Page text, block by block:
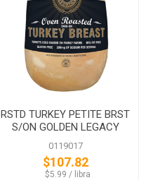
RSTD TURKEY PETITE BRST
S/ON GOLDEN LEGACY
0119017
$107.82
‏‏‎ ‎‏‏‎ ‎$5.99 / libra